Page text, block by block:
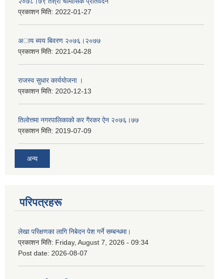
प्रकाशन मिति: 2022-01-27
अाय ब्यय बिवरण २०७६।२०७७
प्रकाशन मिति: 2021-04-28
राजस्व सुधार कार्ययाेजना ।
प्रकाशन मिति: 2020-12-13
तिलोत्तमा नगरपालिकाको कर गैरकर ऐन २०७६।७७
प्रकाशन मिति: 2019-07-09
अन्य
परिपत्रहरू
लेखा परिक्षणका लागि निबेदन पेश गर्ने सम्बन्धमा।
प्रकाशन मिति: Friday, August 7, 2026 - 09:34
Post date: 2026-08-07